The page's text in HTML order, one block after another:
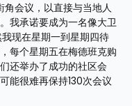
角会议，以直接与当地人
我承诺要成为一名像大卫
现在星期一到星期四待
每个星期五在梅德班克购
还举办了成功的社区会
能很难再保持130次会议